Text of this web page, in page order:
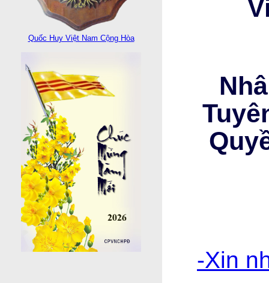
Quốc Huy Việt Nam Cộng Hòa
-Xin